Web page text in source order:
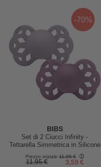
-70%
BIBS
Set di 2 Ciucci Infinity -
Tettarella Simmetrica in Silicone
- Fossil Grey/Mauve - Senza
PBA e PVC!
Prezzo iniziale11,95 €
11,95 € 3,59 €